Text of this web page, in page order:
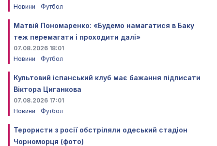
Новини
Футбол
Матвій Пономаренко: «Будемо намагатися в Баку
теж перемагати і проходити далі»
07.08.2026 18:01
Новини
Футбол
Культовий іспанський клуб має бажання підписати
Віктора Циганкова
07.08.2026 17:01
Новини
Футбол
Терористи з росії обстріляли одеський стадіон
Чорноморця (фото)